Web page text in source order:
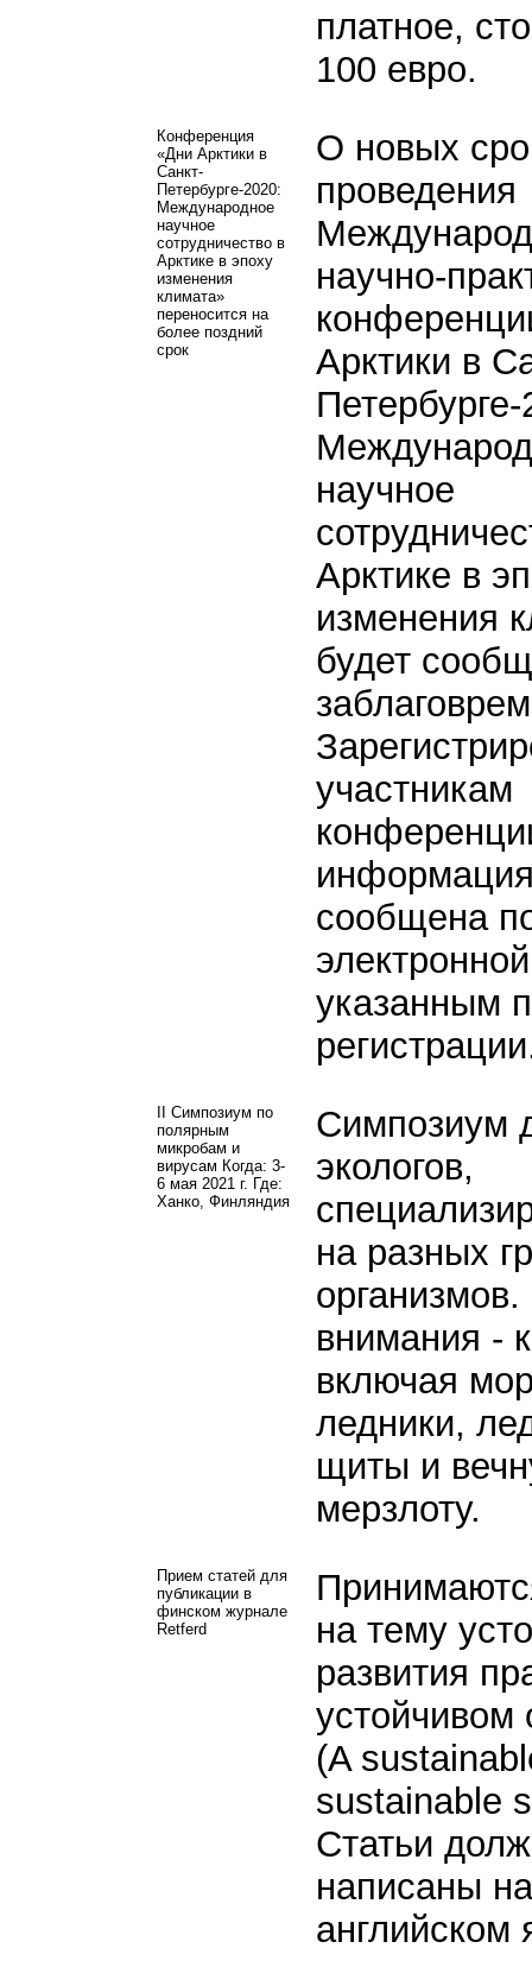
платное,
100 евро.
Конференция
«Дни Арктики в
Санкт-
Петербурге-2020:
Международное
научное
сотрудничество в
Арктике в эпоху
изменения
климата»
переносится на
более поздний
срок
О новых
проведения
научно-
Арктики в
научное
Арктике в
изменения
будет
участникам
сообщена
указанным
II Симпозиум по
полярным
микробам и
вирусам Когда: 3-
6 мая 2021 г. Где:
Ханко, Финляндия
Симпозиум
экологов,
на разных
внимания -
включая
ледники,
щиты и
мерзлоту.
Прием статей для
публикации в
финском журнале
Retferd
на тему
развития
устойчивом
(A
sustainable
Статьи
написаны на
английском